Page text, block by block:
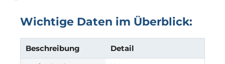
Wichtige Daten im Überblick:
Beschreibung
Detail